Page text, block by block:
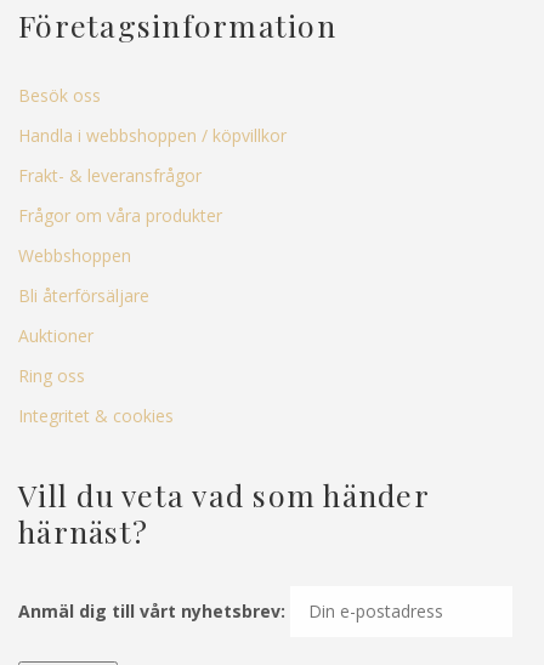
Företagsinformation
Besök oss
Handla i webbshoppen / köpvillkor
Frakt- & leveransfrågor
Frågor om våra produkter
Webbshoppen
Bli återförsäljare
Auktioner
Ring oss
Integritet & cookies
Vill du veta vad som händer
härnäst?
Anmäl dig till vårt nyhetsbrev: